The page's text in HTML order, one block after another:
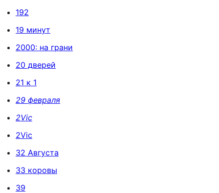
192
19 минут
2000: на грани
20 дверей
21 к 1
29 февраля
2Vic
2Viс
32 Августа
33 коровы
39